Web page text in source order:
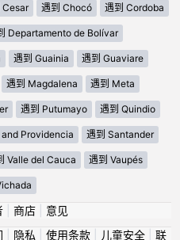
Cesar 遇到 Chocó 遇到 Cordoba
Departamento de Bolívar
遇到 Guainia 遇到 Guaviare
遇到 Magdalena 遇到 Meta
遇到 Putumayo 遇到 Quindio
Providencia 遇到 Santander
Valle del Cauca 遇到 Vaupés
| 商店| 意见
隐私 使用条款| 儿童安全| 联